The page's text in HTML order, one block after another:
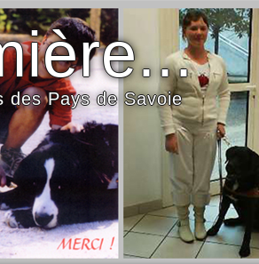
des Pays de Savoie